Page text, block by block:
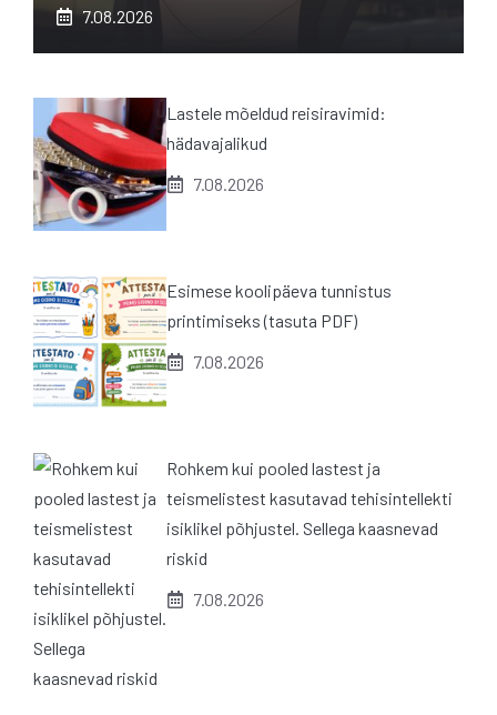
7.08.2026
Lastele mõeldud reisiravimid:
hädavajalikud
7.08.2026
Esimese koolipäeva tunnistus
printimiseks (tasuta PDF)
7.08.2026
Rohkem kui pooled lastest ja
teismelistest kasutavad tehisintellekti
isiklikel põhjustel. Sellega kaasnevad
riskid
7.08.2026